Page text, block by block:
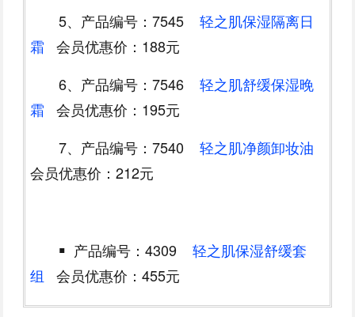
5、产品编号：7545轻之肌保湿隔离日
霜 会员优惠价：188元
6、产品编号：7546轻之肌舒缓保湿晚
霜 会员优惠价：195元
7、产品编号：7540轻之肌净颜卸妆油
会员优惠价：212元
▪ 产品编号：4309轻之肌保湿舒缓套
组 会员优惠价：455元